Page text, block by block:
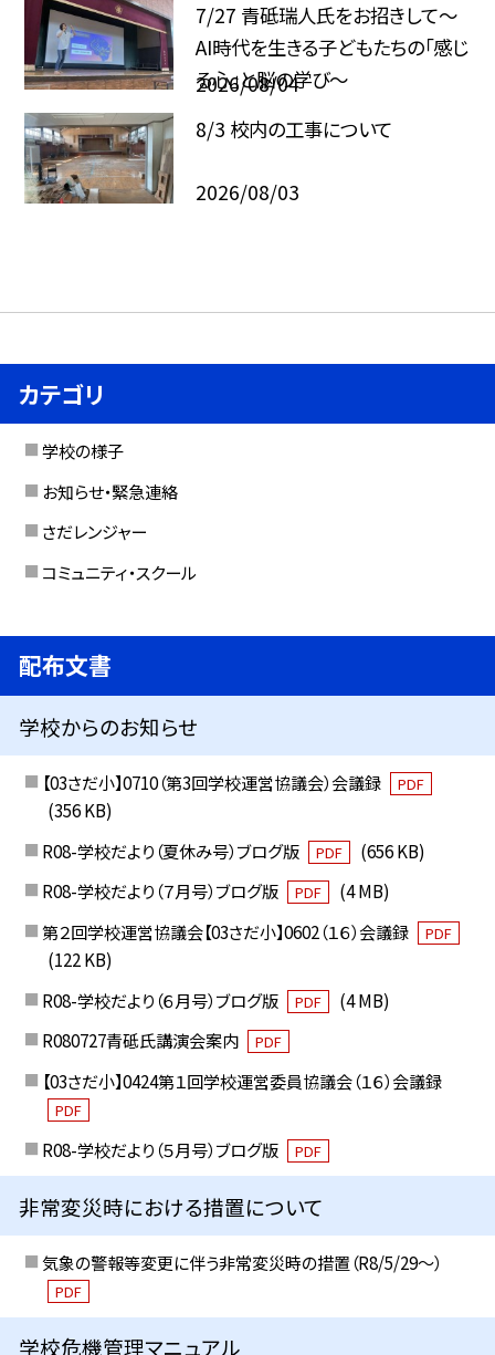
7/27 青砥瑞人氏をお招きして〜
AI時代を生きる子どもたちの「感じ
る心」と脳の学び〜
2026/08/04
8/3 校内の工事について
2026/08/03
カテゴリ
学校の様子
お知らせ・緊急連絡
さだレンジャー
コミュニティ・スクール
配布文書
学校からのお知らせ
【03さだ小】0710（第3回学校運営協議会）会議録 PDF
(356 KB)
R08-学校だより（夏休み号）ブログ版
PDF
(656 KB)
R08-学校だより（７月号）ブログ版
PDF
(4 MB)
第２回学校運営協議会【03さだ小】0602（１６）会議録
PDF
(122 KB)
R08-学校だより（６月号）ブログ版
PDF
(4 MB)
R080727青砥氏講演会案内
PDF
【03さだ小】0424第１回学校運営委員協議会（１６）会議録
PDF
R08-学校だより（５月号）ブログ版 PDF
非常変災時における措置について
気象の警報等変更に伴う非常変災時の措置（R8/5/29〜）
PDF
学校危機管理マニュアル